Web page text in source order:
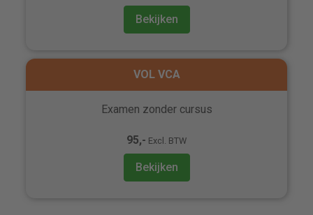
Bekijken
VOL VCA
Examen zonder cursus
95,- Excl. BTW
Bekijken